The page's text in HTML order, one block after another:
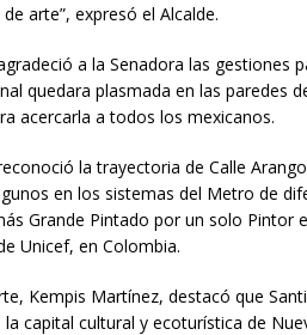
arte”, expresó el Alcalde.
a la Senadora las gestiones
quedara plasmada en las paredes
acercarla a todos los mexicanos.
la trayectoria de Calle
en los sistemas del Metro de
Grande Pintado por un solo Pintor
Unicef, en Colombia.
Kempis Martínez, destacó que
la capital cultural y ecoturística de